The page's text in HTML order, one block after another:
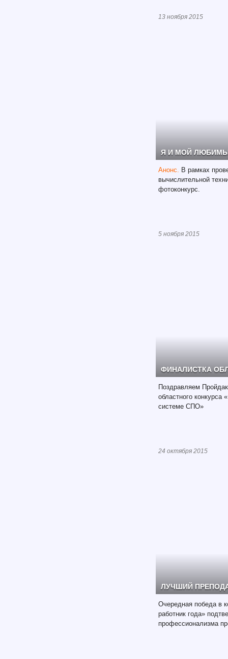
13 ноября 2015
Я И МОЙ
Анонс. В рамках
вычислительной
фотоконкурс.
5 ноября 2015
ФИНАЛИСТКА
Поздравляем
областного конкурса
системе СПО»
24 октября 2015
ЛУЧШИЙ
Очередная победа в
работник года»
профессионализма